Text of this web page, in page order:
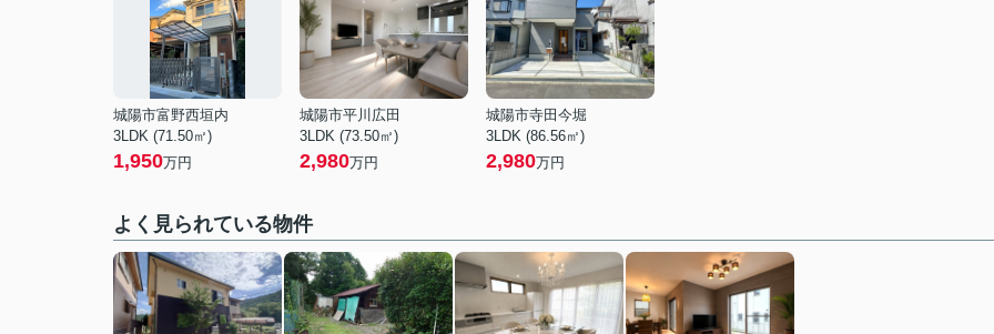
城陽市富野西垣内
3LDK (71.50㎡)
1,950万円
城陽市平川広田
3LDK (73.50㎡)
2,980万円
城陽市寺田今堀
3LDK (86.56㎡)
2,980万円
よく見られている物件